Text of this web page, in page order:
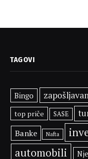
TAGOVI
Bingo
top priče SASE
Banke Nafta
automobili